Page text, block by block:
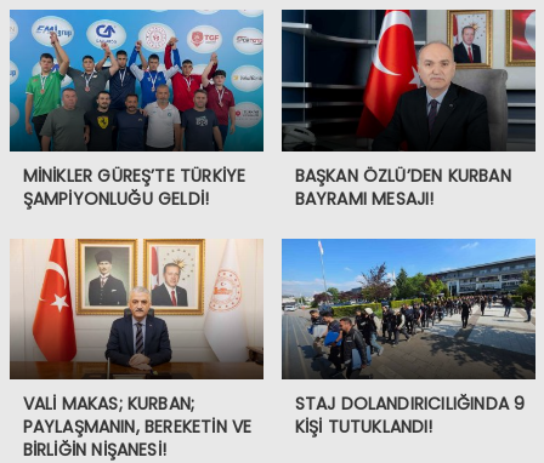
MİNİKLER GÜREŞ’TE TÜRKİYE
ŞAMPİYONLUĞU GELDİ!
BAŞKAN ÖZLÜ’DEN KURBAN
BAYRAMI MESAJI!
VALİ MAKAS; KURBAN;
PAYLAŞMANIN, BEREKETİN VE
BİRLİĞİN NİŞANESİ!
STAJ DOLANDIRICILIĞINDA 9
KİŞİ TUTUKLANDI!